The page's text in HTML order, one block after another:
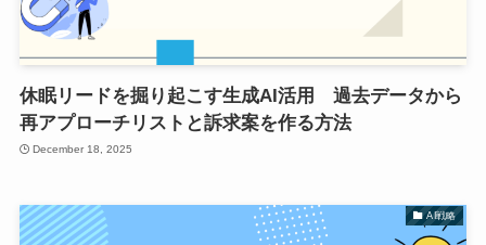
休眠リードを掘り起こす生成AI活用 過去データから
再アプローチリストと訴求案を作る方法
December 18, 2025
AI戦略